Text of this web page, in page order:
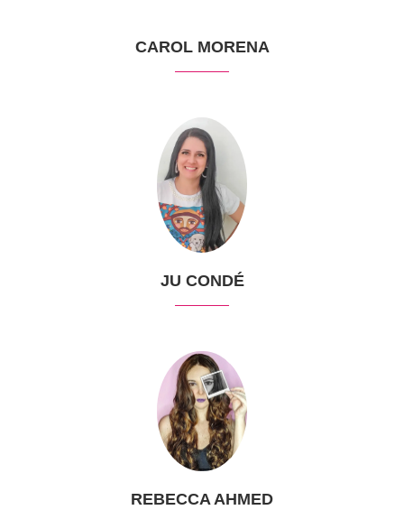
CAROL MORENA
JU CONDÉ
REBECCA AHMED